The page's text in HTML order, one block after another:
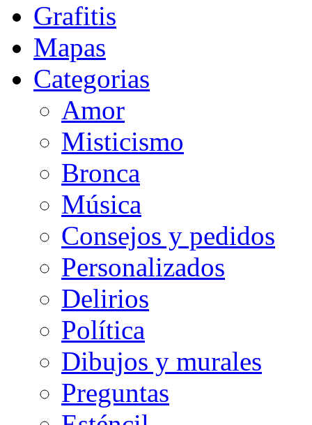
Grafitis
Mapas
Categorias
Amor
Misticismo
Bronca
Música
Consejos y pedidos
Personalizados
Delirios
Política
Dibujos y murales
Preguntas